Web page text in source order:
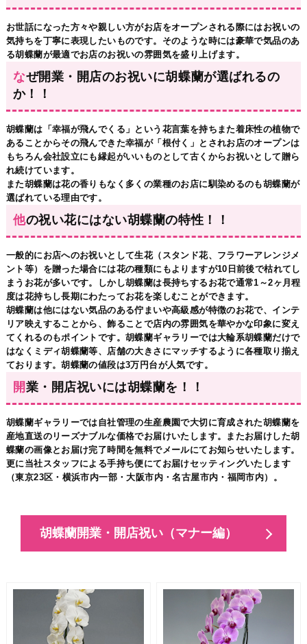
お世話になった方々や親しい方がお店をオープンされる際にはお祝いの
気持ちを丁寧に表現したいものです。そのような時には豪華で気品のあ
る胡蝶蘭が最適でお店のお祝いの雰囲気を盛り上げます。
なぜ開業・開店のお祝いに胡蝶蘭が選ばれるの
か！！
胡蝶蘭は「幸福が飛んでくる」という花言葉を持ちまた着床性の植物で
あることからその飛んできた幸福が「根付く」とされお店のオープンは
もちろん会社設立にも縁起がいいものとして古くからお祝いとして贈ら
れ続けています。
また胡蝶蘭は花の香りもなく多くの業種のお店に馴染めるのも胡蝶蘭が
選ばれている理由です。
他の祝い花にはない胡蝶蘭の特性！！
一般的にお店へのお祝いとして生花（スタンド花、フラワーアレンジメ
ント等）を贈った場合には花の種類にもよりますが10日前後で枯れてし
まうお花が多いです。しかし胡蝶蘭は長持ちするお花で通常1～2ヶ月程
度は花持ちし長期にわたってお花を楽しむことができます。
胡蝶蘭は他にはない気品のある佇まいや高級感が特徴のお花で、インテ
リア映えすることから、飾ることで店内の雰囲気を華やかな印象に変え
てくれるのもポイントです。胡蝶蘭ギャラリーでは大輪系胡蝶蘭だけで
はなくミディ胡蝶蘭等、店舗の大きさにマッチするように各種取り揃え
ております。胡蝶蘭の値段は3万円台が人気です。
開業・開店祝いには胡蝶蘭を！！
胡蝶蘭ギャラリーでは自社管理の生産農園で大切に育成された胡蝶蘭を
産地直送のリーズナブルな価格でお届けいたします。またお届けした胡
蝶蘭の画像とお届け完了時間を無料でメールにてお知らせいたします。
更に当社スタッフによる手持ち便にてお届けセッティングいたします
（東京23区・横浜市内一部・大阪市内・名古屋市内・福岡市内）。
胡蝶蘭開業・開店祝い（マナー編）